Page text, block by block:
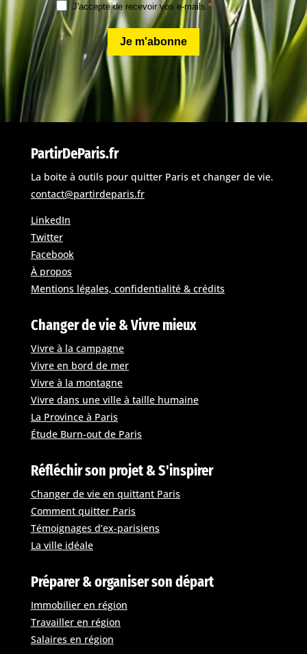
J'accepte de recevoir vos e-mails.
Je m'abonne
PartirDeParis.fr
La boite à outils pour quitter Paris et changer de vie.
contact@partirdeparis.fr
LinkedIn
Twitter
Facebook
À propos
Mentions légales, confidentialité & crédits
Changer de vie & Vivre mieux
Vivre à la campagne
Vivre en bord de mer
Vivre à la montagne
Vivre dans une ville à taille humaine
La Province à Paris
Étude Burn-out de Paris
Réfléchir son projet & S'inspirer
Changer de vie en quittant Paris
Comment quitter Paris
Témoignages d’ex-parisiens
La ville idéale
Préparer & organiser son départ
Immobilier en région
Travailler en région
Salaires en région